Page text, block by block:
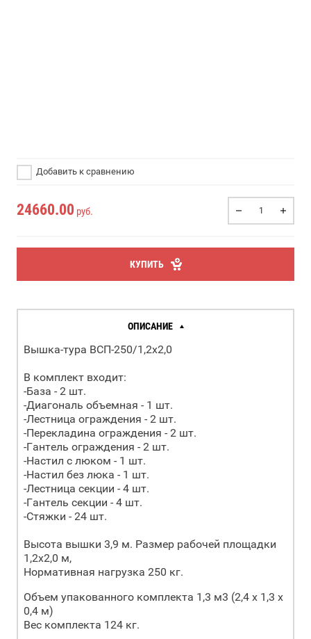
Добавить к сравнению
24660.00 руб.
КУПИТЬ
ОПИСАНИЕ
Вышка-тура ВСП-250/1,2х2,0
В комплект входит:
-База - 2 шт.
-Диагональ объемная - 1 шт.
-Лестница ограждения - 2 шт.
-Перекладина ограждения - 2 шт.
-Гантель ограждения - 2 шт.
-Настил с люком - 1 шт.
-Настил без люка - 1 шт.
-Лестница секции - 4 шт.
-Гантель секции - 4 шт.
-Стяжки - 24 шт.
Высота вышки 3,9 м. Размер рабочей площадки
1,2х2,0 м,
Нормативная нагрузка 250 кг.
Объем упакованного комплекта 1,3 м3 (2,4 х 1,3 х
0,4 м)
Вес комплекта 124 кг.